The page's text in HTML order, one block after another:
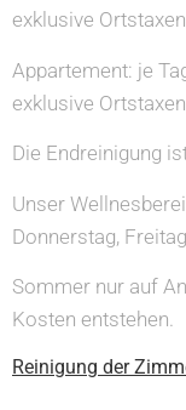
exklusive
Appartement: je
exklusive Ortstaxen.
Die Endreinigung
Unser
Donnerstag,
Sommer nur auf
Kosten entstehen.
Reinigung der